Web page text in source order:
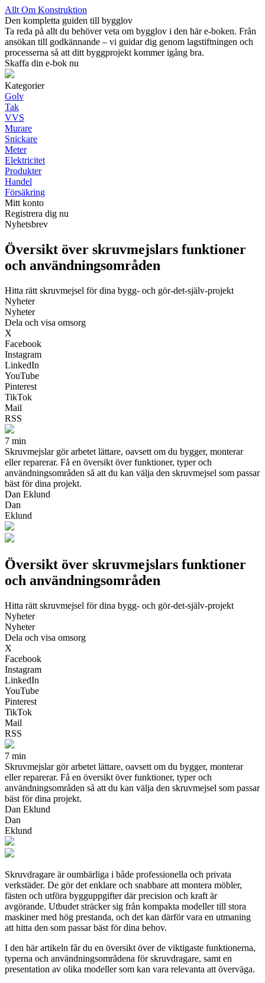
Allt Om Konstruktion
Den kompletta guiden till bygglov
Ta reda på allt du behöver veta om bygglov i den här e-boken. Från
ansökan till godkännande – vi guidar dig genom lagstiftningen och
processerna så att ditt byggprojekt kommer igång bra.
Skaffa din e-bok nu
Kategorier
Golv
Tak
VVS
Murare
Snickare
Meter
Elektricitet
Produkter
Handel
Försäkring
Mitt konto
Registrera dig nu
Nyhetsbrev
Översikt över skruvmejslars funktioner
och användningsområden
Hitta rätt skruvmejsel för dina bygg- och gör-det-själv-projekt
Nyheter
Nyheter
Dela och visa omsorg
X
Facebook
Instagram
LinkedIn
YouTube
Pinterest
TikTok
Mail
RSS
7 min
Skruvmejslar gör arbetet lättare, oavsett om du bygger, monterar
eller reparerar. Få en översikt över funktioner, typer och
användningsområden så att du kan välja den skruvmejsel som passar
bäst för dina projekt.
Dan Eklund
Dan
Eklund
Översikt över skruvmejslars funktioner
och användningsområden
Hitta rätt skruvmejsel för dina bygg- och gör-det-själv-projekt
Nyheter
Nyheter
Dela och visa omsorg
X
Facebook
Instagram
LinkedIn
YouTube
Pinterest
TikTok
Mail
RSS
7 min
Skruvmejslar gör arbetet lättare, oavsett om du bygger, monterar
eller reparerar. Få en översikt över funktioner, typer och
användningsområden så att du kan välja den skruvmejsel som passar
bäst för dina projekt.
Dan Eklund
Dan
Eklund
Skruvdragare är oumbärliga i både professionella och privata
verkstäder. De gör det enklare och snabbare att montera möbler,
fästen och utföra bygguppgifter där precision och kraft är
avgörande. Utbudet sträcker sig från kompakta modeller till stora
maskiner med hög prestanda, och det kan därför vara en utmaning
att hitta den som passar bäst för dina behov.
I den här artikeln får du en översikt över de viktigaste funktionerna,
typerna och användningsområdena för skruvdragare, samt en
presentation av olika modeller som kan vara relevanta att överväga.